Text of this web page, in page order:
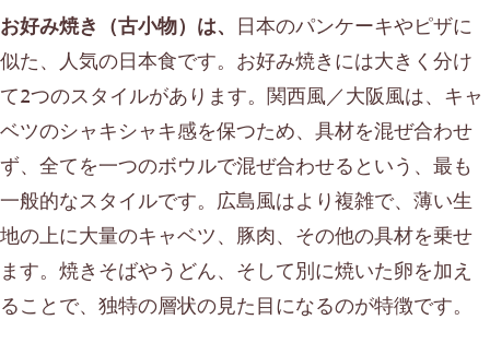
お好み焼き（古小物）は、 日本のパンケーキやピザに
似た、人気の日本食です。お好み焼きには大きく分け
て2つのスタイルがあります。関西風／大阪風は、キャ
ベツのシャキシャキ感を保つため、具材を混ぜ合わせ
ず、全てを一つのボウルで混ぜ合わせるという、最も
一般的なスタイルです。広島風はより複雑で、薄い生
地の上に大量のキャベツ、豚肉、その他の具材を乗せ
ます。焼きそばやうどん、そして別に焼いた卵を加え
ることで、独特の層状の見た目になるのが特徴です。